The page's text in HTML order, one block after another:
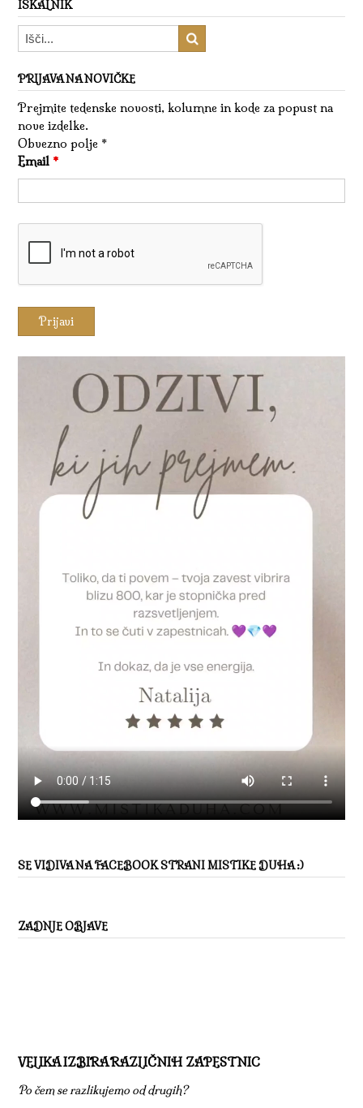
ISKALNIK
PRIJAVA NA NOVIČKE
Prejmite tedenske novosti, kolumne in kode za popust na
nove izdelke.
Obvezno polje *
Email *
SE VIDIVA NA FACEBOOK STRANI MISTIKE DUHA :)
ZADNJE OBJAVE
VELIKA IZBIRA RAZLIČNIH ZAPESTNIC
Po čem se razlikujemo od drugih?